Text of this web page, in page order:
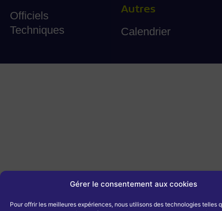
Gérer le consentement aux cookies
Pour offrir les meilleures expériences, nous utilisons des technologies telles
Officiels
Techniques
Autres
Calendrier